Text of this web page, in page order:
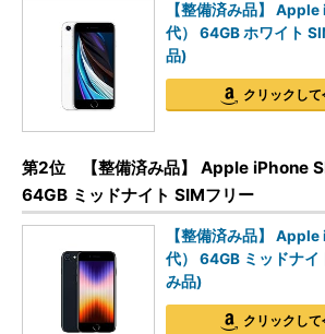
【整備済み品】
代） 64GB ホワイト
品)
クリックし
第2位 【整備済み品】 Apple iPhone
64GB ミッドナイト SIMフリー
【整備済み品】
代） 64GB ミッドナ
み品)
クリックし